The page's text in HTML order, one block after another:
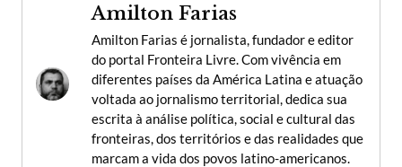
Amilton Farias
Amilton Farias é jornalista, fundador e editor
do portal Fronteira Livre. Com vivência em
diferentes países da América Latina e atuação
voltada ao jornalismo territorial, dedica sua
escrita à análise política, social e cultural das
fronteiras, dos territórios e das realidades que
marcam a vida dos povos latino-americanos.